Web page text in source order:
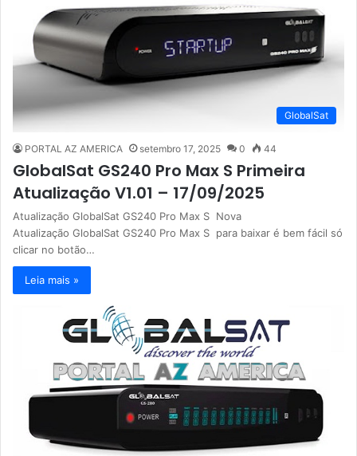
GlobalSat
PORTAL AZ AMERICA setembro 17, 2025 0 44
GlobalSat GS240 Pro Max S Primeira
Atualização V1.01 – 17/09/2025
Atualização GlobalSat GS240 Pro Max S Nova
Atualização GlobalSat GS240 Pro Max S para baixar é bem fácil só
clicar no botão…
Leia mais »